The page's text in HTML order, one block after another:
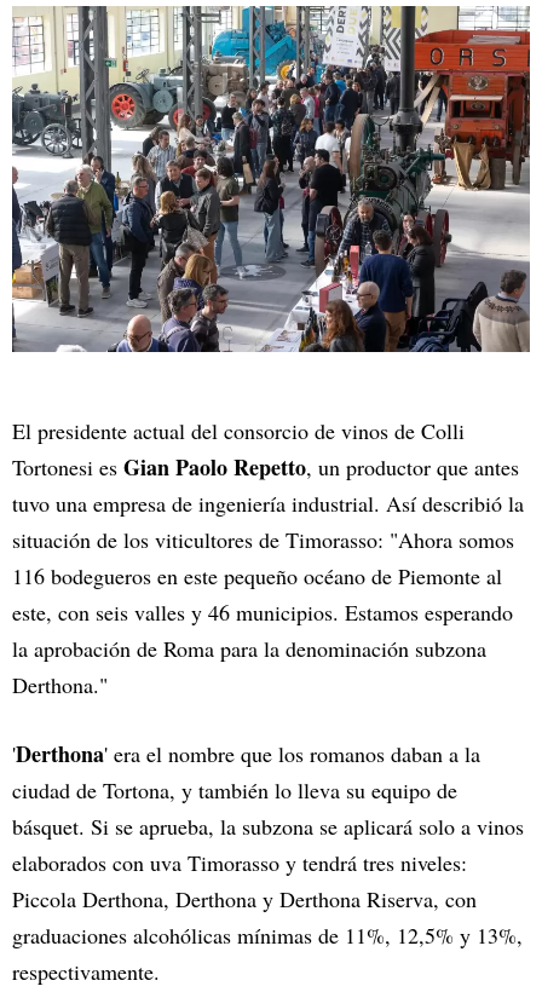
El presidente actual del consorcio de vinos de Colli
Tortonesi es Gian Paolo Repetto, un productor que antes
tuvo una empresa de ingeniería industrial. Así describió la
situación de los viticultores de Timorasso: "Ahora somos
116 bodegueros en este pequeño océano de Piemonte al
este, con seis valles y 46 municipios. Estamos esperando
la aprobación de Roma para la denominación subzona
Derthona."
'Derthona' era el nombre que los romanos daban a la
ciudad de Tortona, y también lo lleva su equipo de
básquet. Si se aprueba, la subzona se aplicará solo a vinos
elaborados con uva Timorasso y tendrá tres niveles:
Piccola Derthona, Derthona y Derthona Riserva, con
graduaciones alcohólicas mínimas de 11%, 12,5% y 13%,
respectivamente.